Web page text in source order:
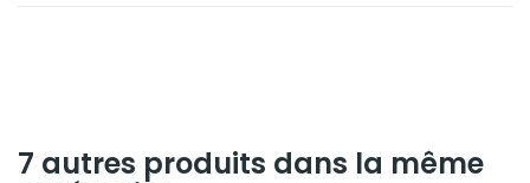
7 autres produits dans la même